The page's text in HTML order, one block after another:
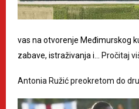
vas na otvorenje Međimurskog
zabave, istraživanja i… Pročitaj
Antonia Ružić preokretom do